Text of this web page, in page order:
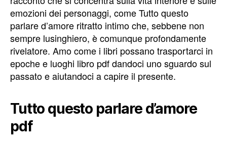
emozioni dei personaggi, come Tutto questo
parlare d’amore ritratto intimo che, sebbene non
sempre lusinghiero, è comunque profondamente
rivelatore. Amo come i libri possano trasportarci in
epoche e luoghi libro pdf dandoci uno sguardo sul
passato e aiutandoci a capire il presente.
Tutto questo parlare d’amore
pdf